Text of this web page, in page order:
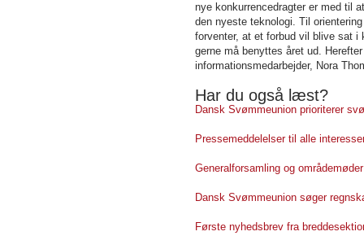
nye konkurrencedragter er med til
den nyeste teknologi. Til
forventer, at et forbud vil blive sat i
gerne må benyttes året ud.
informationsmedarbejder, Nora
Har du også læst?
Dansk Svømmeunion prioriterer
Pressemeddelelser til alle
Generalforsamling og
Dansk Svømmeunion søger
Første nyhedsbrev fra